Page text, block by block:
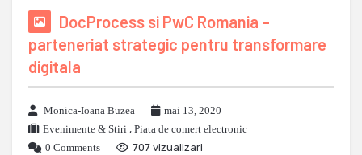
DocProcess si PwC Romania –
parteneriat strategic pentru transformare
digitala
Monica-Ioana Buzea
mai 13, 2020
Evenimente & Stiri , Piata de comert electronic
0 Comments
707 vizualizari